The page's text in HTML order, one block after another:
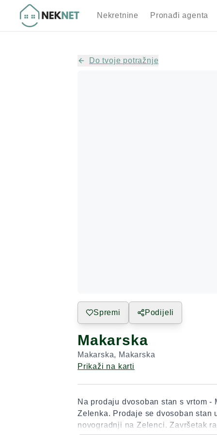
Nekretnine Pronađi agenta
Do tvoje potražnje
Spremi Podijeli
Makarska
Makarska, Makarska
Prikaži na karti
Na prodaju dvosoban stan s vrtom -
Zelenka. Prodaje se dvosoban stan
novogradnji na Zelenci. Završetak